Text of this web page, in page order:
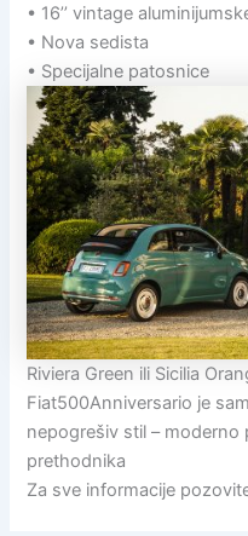
• 16’’ vintage
• Nova sedista
• Specijalne patosnice
Riviera Green ili Sicilia
Fiat500Anniversario je
nepogrešiv stil –
prethodnika
Za sve informacije